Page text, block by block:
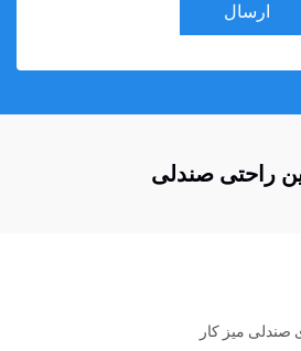
ارسال
راحتی صندلی
صندلی میز کار